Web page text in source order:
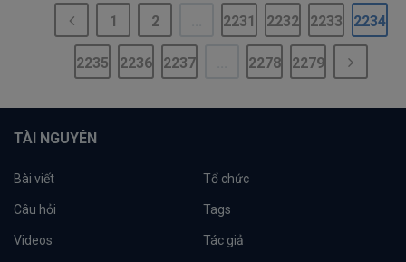
1 2 2231 2232 2233 2234
2235 2236 2237 2278 2279
TÀI NGUYÊN
Bài viết Tổ chức
Câu hỏi Tags
Videos Tác giả